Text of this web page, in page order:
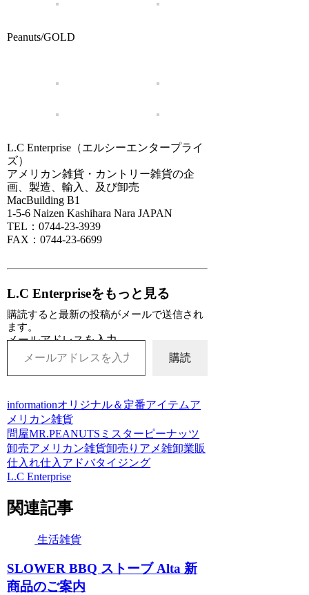
Peanuts/GOLD
L.C Enterprise（エルシーエンタープライ
ズ）
アメリカン雑貨・カントリー雑貨の企
画、製造、輸入、及び卸売
MacBuilding B1
1-5-6 Naizen Kashihara Nara JAPAN
TEL：0744-23-3939
FAX：0744-23-6699
L.C Enterpriseをもっと見る
購読すると最新の投稿がメールで送信され
ます。
メールアドレスを入力...
購読
informationオリジナル＆定番アイテムア
メリカン雑貨
問屋MR.PEANUTS ミスターピーナッツ
卸売アメリカン雑貨卸売り アメ雑卸業販
仕入れ仕入 アドバタイジング
L.C Enterprise
関連記事
生活雑貨
SLOWER BBQ ストーブ Alta 新
商品のご案内